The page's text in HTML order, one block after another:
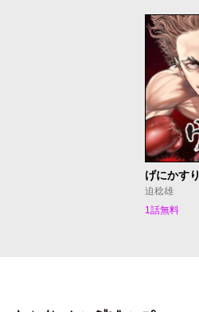
げにかすり
迫稔雄
1話無料